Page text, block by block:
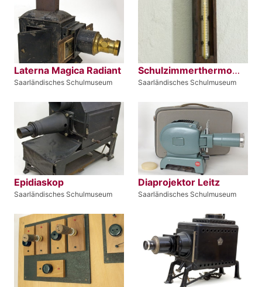
Laterna Magica Radiant
Saarländisches Schulmuseum
Schulzimmerthermometer
Saarländisches Schulmuseum
Epidiaskop
Saarländisches Schulmuseum
Diaprojektor Leitz
Saarländisches Schulmuseum